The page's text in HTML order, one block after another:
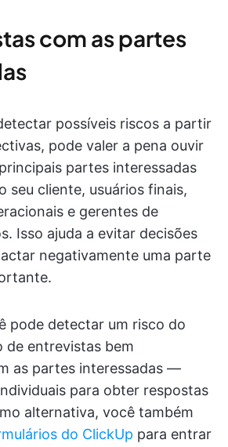
com as partes
possíveis riscos a partir
pode valer a pena ouvir
partes interessadas
seu cliente, usuários finais,
e gerentes de
Isso ajuda a evitar decisões
negativamente uma parte
pode detectar um risco do
de entrevistas bem
as partes interessadas —
para obter respostas
alternativa, você também
do ClickUp para entrar